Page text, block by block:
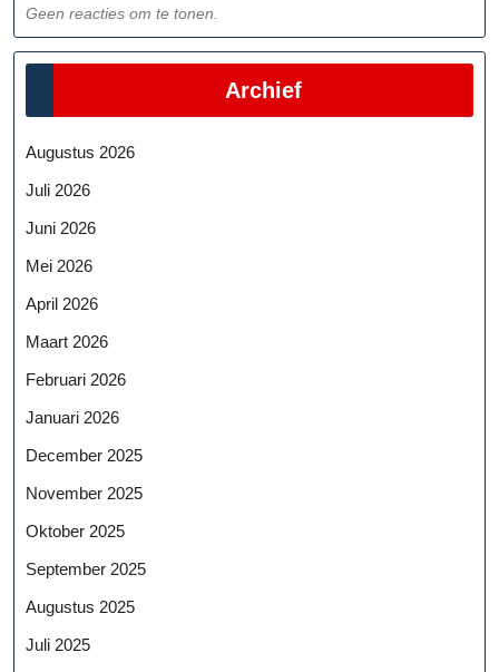
Geen reacties om te tonen.
Archief
Augustus 2026
Juli 2026
Juni 2026
Mei 2026
April 2026
Maart 2026
Februari 2026
Januari 2026
December 2025
November 2025
Oktober 2025
September 2025
Augustus 2025
Juli 2025